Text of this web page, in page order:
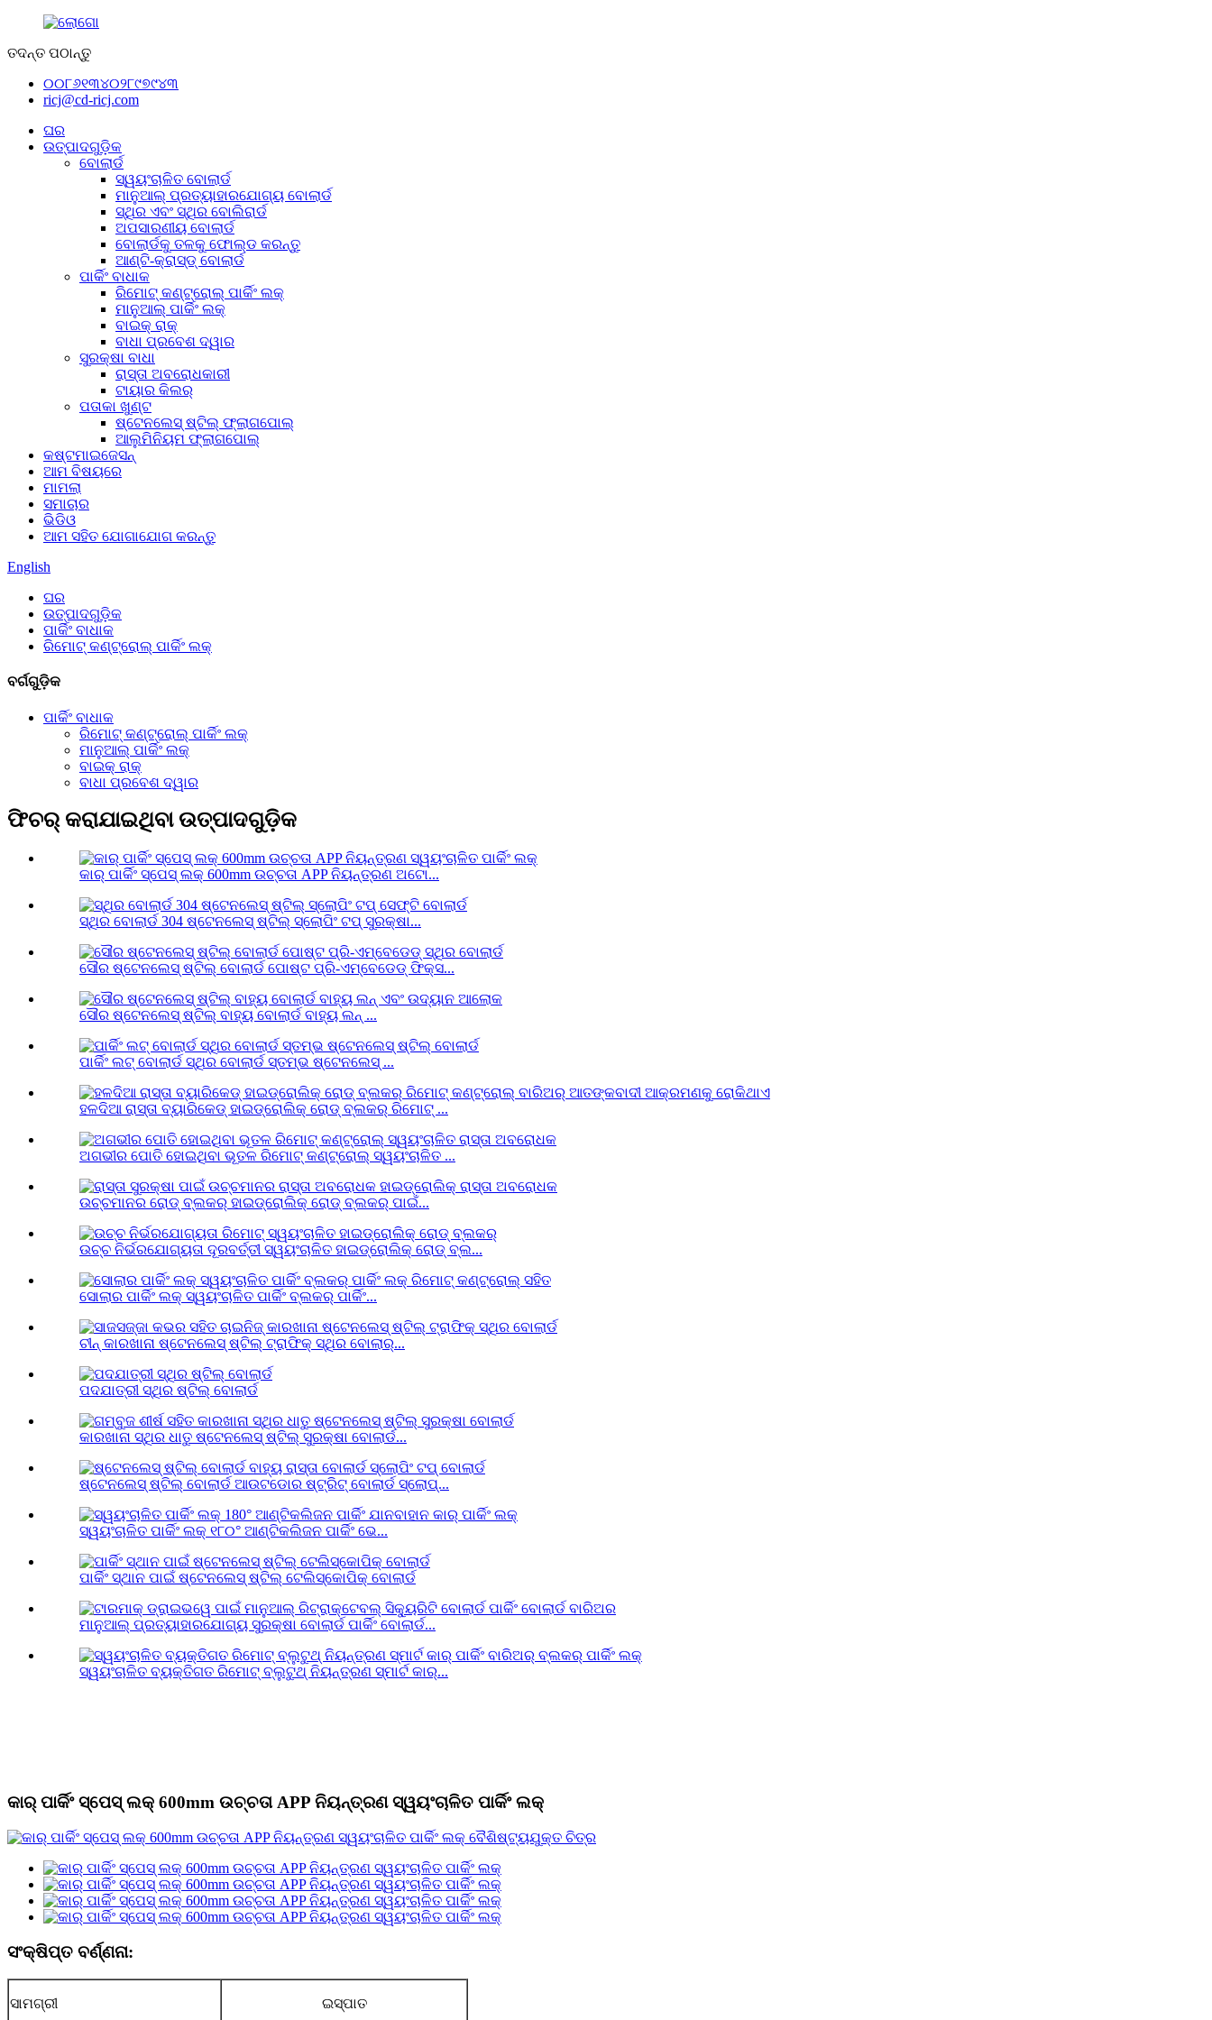
ତଦନ୍ତ ପଠାନ୍ତୁ
୦୦୮୬୧୩୪୦୨୮୯୭୯୪୩
ricj@cd-ricj.com
ଘର
ଉତ୍ପାଦଗୁଡ଼ିକ
ବୋଲାର୍ଡ
ସ୍ୱୟଂଚାଳିତ ବୋଲାର୍ଡ
ମାନୁଆଲ୍ ପ୍ରତ୍ୟାହାରଯୋଗ୍ୟ ବୋଲାର୍ଡ
ସ୍ଥିର ଏବଂ ସ୍ଥିର ବୋଲିରାର୍ଡ
ଅପସାରଣୀୟ ବୋଲାର୍ଡ
ବୋଲାର୍ଡକୁ ତଳକୁ ଫୋଲ୍ଡ କରନ୍ତୁ
ଆଣ୍ଟି-କ୍ରାସ୍ଡ୍ ବୋଲାର୍ଡ
ପାର୍କିଂ ବାଧାକ
ରିମୋଟ୍ କଣ୍ଟ୍ରୋଲ୍ ପାର୍କିଂ ଲକ୍
ମାନୁଆଲ୍ ପାର୍କିଂ ଲକ୍
ବାଇକ୍ ରାକ୍
ବାଧା ପ୍ରବେଶ ଦ୍ୱାର
ସୁରକ୍ଷା ବାଧା
ରାସ୍ତା ଅବରୋଧକାରୀ
ଟାୟାର କିଲର୍‌
ପତାକା ଖୁଣ୍ଟ
ଷ୍ଟେନଲେସ୍ ଷ୍ଟିଲ୍ ଫ୍ଲାଗପୋଲ୍
ଆଲୁମିନିୟମ ଫ୍ଲାଗପୋଲ୍
କଷ୍ଟମାଇଜେସନ୍
ଆମ ବିଷୟରେ
ମାମଲା
ସମାଚାର
ଭିଡିଓ
ଆମ ସହିତ ଯୋଗାଯୋଗ କରନ୍ତୁ
English
ଘର
ଉତ୍ପାଦଗୁଡ଼ିକ
ପାର୍କିଂ ବାଧାକ
ରିମୋଟ୍ କଣ୍ଟ୍ରୋଲ୍ ପାର୍କିଂ ଲକ୍
ବର୍ଗଗୁଡ଼ିକ
ପାର୍କିଂ ବାଧାକ
ରିମୋଟ୍ କଣ୍ଟ୍ରୋଲ୍ ପାର୍କିଂ ଲକ୍
ମାନୁଆଲ୍ ପାର୍କିଂ ଲକ୍
ବାଇକ୍ ରାକ୍
ବାଧା ପ୍ରବେଶ ଦ୍ୱାର
ଫିଚର୍ କରାଯାଇଥିବା ଉତ୍ପାଦଗୁଡ଼ିକ
କାର୍ ପାର୍କିଂ ସ୍ପେସ୍ ଲକ୍ 600mm ଉଚ୍ଚତା APP ନିୟନ୍ତ୍ରଣ ଅଟୋ...
ସ୍ଥିର ବୋଲାର୍ଡ 304 ଷ୍ଟେନଲେସ୍ ଷ୍ଟିଲ୍ ସ୍ଲୋପିଂ ଟପ୍ ସୁରକ୍ଷା...
ସୌର ଷ୍ଟେନଲେସ୍ ଷ୍ଟିଲ୍ ବୋଲାର୍ଡ ପୋଷ୍ଟ ପ୍ରି-ଏମ୍ବେଡେଡ୍ ଫିକ୍ସ...
ସୌର ଷ୍ଟେନଲେସ୍ ଷ୍ଟିଲ୍ ବାହ୍ୟ ବୋଲାର୍ଡ ବାହ୍ୟ ଲନ୍ ...
ପାର୍କିଂ ଲଟ୍ ବୋଲାର୍ଡ ସ୍ଥିର ବୋଲାର୍ଡ ସ୍ତମ୍ଭ ଷ୍ଟେନଲେସ୍ ...
ହଳଦିଆ ରାସ୍ତା ବ୍ୟାରିକେଡ୍ ହାଇଡ୍ରୋଲିକ୍ ରୋଡ୍ ବ୍ଲକର୍ ରିମୋଟ୍ ...
ଅଗଭୀର ପୋତି ହୋଇଥିବା ଭୂତଳ ରିମୋଟ୍ କଣ୍ଟ୍ରୋଲ୍ ସ୍ୱୟଂଚାଳିତ ...
ଉଚ୍ଚମାନର ରୋଡ୍ ବ୍ଲକର୍ ହାଇଡ୍ରୋଲିକ୍ ରୋଡ୍ ବ୍ଲକର୍ ପାଇଁ...
ଉଚ୍ଚ ନିର୍ଭରଯୋଗ୍ୟତା ଦୂରବର୍ତ୍ତୀ ସ୍ୱୟଂଚାଳିତ ହାଇଡ୍ରୋଲିକ୍ ରୋଡ୍ ବ୍ଲ...
ସୋଲାର ପାର୍କିଂ ଲକ୍ ସ୍ୱୟଂଚାଳିତ ପାର୍କିଂ ବ୍ଲକର୍ ପାର୍କିଂ...
ଚୀନ୍ କାରଖାନା ଷ୍ଟେନଲେସ୍ ଷ୍ଟିଲ୍ ଟ୍ରାଫିକ୍ ସ୍ଥିର ବୋଲାର୍...
ପଦଯାତ୍ରୀ ସ୍ଥିର ଷ୍ଟିଲ୍ ବୋଲାର୍ଡ
କାରଖାନା ସ୍ଥିର ଧାତୁ ଷ୍ଟେନଲେସ୍ ଷ୍ଟିଲ୍ ସୁରକ୍ଷା ବୋଲାର୍ଡ...
ଷ୍ଟେନଲେସ୍ ଷ୍ଟିଲ୍ ବୋଲାର୍ଡ ଆଉଟଡୋର ​​ଷ୍ଟ୍ରିଟ୍ ବୋଲାର୍ଡ ସ୍ଲୋପ୍...
ସ୍ୱୟଂଚାଳିତ ପାର୍କିଂ ଲକ୍ ୧୮୦° ଆଣ୍ଟିକଲିଜନ ପାର୍କିଂ ଭେ...
ପାର୍କିଂ ସ୍ଥାନ ପାଇଁ ଷ୍ଟେନଲେସ୍ ଷ୍ଟିଲ୍ ଟେଲିସ୍କୋପିକ୍ ବୋଲାର୍ଡ
ମାନୁଆଲ୍ ପ୍ରତ୍ୟାହାରଯୋଗ୍ୟ ସୁରକ୍ଷା ବୋଲାର୍ଡ ପାର୍କିଂ ବୋଲାର୍ଡ...
ସ୍ୱୟଂଚାଳିତ ବ୍ୟକ୍ତିଗତ ରିମୋଟ୍ ବ୍ଲୁଟୁଥ୍ ନିୟନ୍ତ୍ରଣ ସ୍ମାର୍ଟ କାର୍...
କାର୍ ପାର୍କିଂ ସ୍ପେସ୍ ଲକ୍ 600mm ଉଚ୍ଚତା APP ନିୟନ୍ତ୍ରଣ ସ୍ୱୟଂଚାଳିତ ପାର୍କିଂ ଲକ୍
ସଂକ୍ଷିପ୍ତ ବର୍ଣ୍ଣନା:
ସାମଗ୍ରୀ ଇସ୍ପାତ